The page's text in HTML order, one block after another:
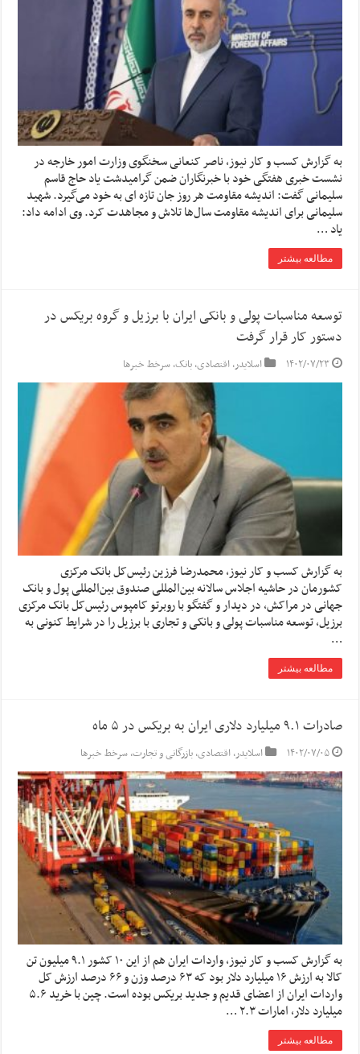
به گزارش کسب و کار نیوز، ناصر کنعانی سخنگوی وزارت امور خارجه در
نشست خبری هفتگی خود با خبرنگاران ضمن گرامیدشت یاد حاج قاسم
سلیمانی گفت: اندیشه مقاومت هر روز جان تازه ای به خود می‌گیرد. شهید
سلیمانی برای اندیشه مقاومت سال‌ها تلاش و مجاهدت کرد. وی ادامه داد:
یاد …
مطالعه بیشتر
توسعه مناسبات پولی و بانکی ایران با برزیل و گروه بریکس در
دستور کار قرار گرفت
۱۴۰۲/۰۷/۲۳ اسلایدر,اقتصادی,بانک,سرخط خبرها
به گزارش کسب و کار نیوز، محمدرضا فرزین رئیس‌کل بانک مرکزی
کشورمان در حاشیه اجلاس سالانه بین‌المللی صندوق بین‌المللی پول و بانک
جهانی در مراکش، در دیدار و گفتگو با روبرتو کامپوس رئیس‌کل بانک مرکزی
برزیل، توسعه مناسبات پولی و بانکی و تجاری با برزیل را در شرایط کنونی به
…
مطالعه بیشتر
صادرات ۹.۱ میلیارد دلاری ایران به بریکس در ۵ ماه
۱۴۰۲/۰۷/۰۵ اسلایدر,اقتصادی,بازرگانی و تجارت,سرخط خبرها
به گزارش کسب و کار نیوز، واردات ایران هم از این ۱۰ کشور ۹.۱ میلیون تن
کالا به ارزش ۱۶ میلیارد دلار بود که ۶۳ درصد وزن و ۶۶ درصد ارزش کل
واردات ایران از اعضای قدیم و جدید بریکس بوده است. چین با خرید ۵.۶
میلیارد دلار، امارات ۲.۳ …
مطالعه بیشتر